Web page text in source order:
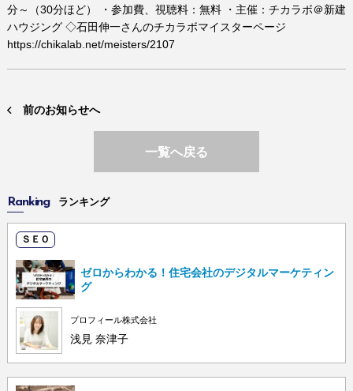
分～（30分ほど） ・参加費、視聴料：無料 ・主催：チカラボ＠新建
ハウジング ◇石田伸一さんのチカラボマイスターページ
https://chikalab.net/meisters/2107
前のお知らせへ
一覧へ戻る
Ranking ランキング
ＳＥＯ
ゼロからわかる！住宅会社のデジタルマーケティン
グ
プロフィール株式会社
浅見 奈津子